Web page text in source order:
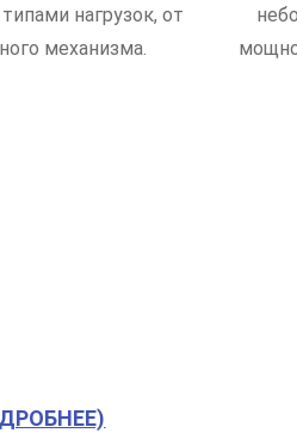
нагрузок, от
механизма.